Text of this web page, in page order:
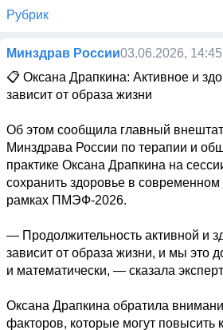
Рубрик
Минздрав России03.06.2026, 14:45
📋 Оксана Драпкина: Активное и
зависит от образа жизни
Об этом сообщила главный
Минздрава России по терапии и
практике Оксана Драпкина на
сохранить здоровье в
рамках ПМЭФ-2026.
— Продолжительность активной и
зависит от образа жизни, и мы это
и математически, — сказала
Оксана Драпкина обратила
факторов, которые могут повысить